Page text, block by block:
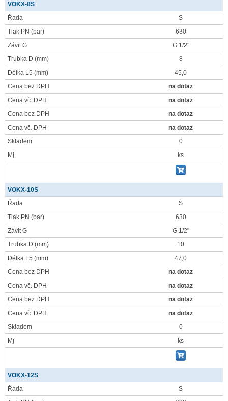
VOKX-8S
Řada
S
Tlak PN (bar)
630
Závit G
G 1/2"
Trubka D (mm)
8
Délka L5 (mm)
45,0
Cena bez DPH
na dotaz
Cena vč. DPH
na dotaz
Cena bez DPH
na dotaz
Cena vč. DPH
na dotaz
Skladem
0
Mj
ks
VOKX-10S
Řada
S
Tlak PN (bar)
630
Závit G
G 1/2"
Trubka D (mm)
10
Délka L5 (mm)
47,0
Cena bez DPH
na dotaz
Cena vč. DPH
na dotaz
Cena bez DPH
na dotaz
Cena vč. DPH
na dotaz
Skladem
0
Mj
ks
VOKX-12S
Řada
S